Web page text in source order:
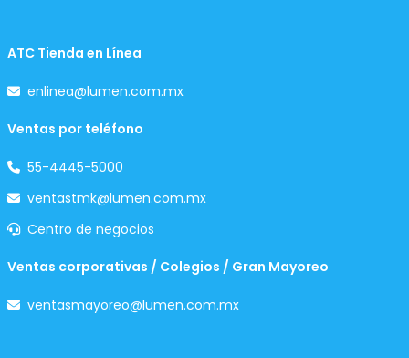
ATC Tienda en Línea
enlinea@lumen.com.mx
Ventas por teléfono
55-4445-5000
ventastmk@lumen.com.mx
Centro de negocios
Ventas corporativas / Colegios / Gran Mayoreo
ventasmayoreo@lumen.com.mx